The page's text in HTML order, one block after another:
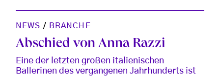
NEWS / BRANCHE
Abschied von Anna Razzi
Eine der letzten großen italienischen
Ballerinen des vergangenen Jahrhunderts ist